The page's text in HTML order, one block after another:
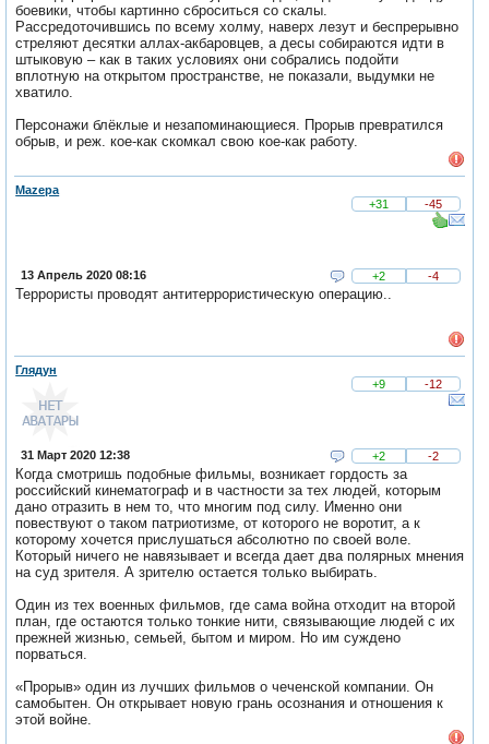
боевики, чтобы картинно сброситься со скалы.
Рассредоточившись по всему холму, наверх лезут и беспрерывно
стреляют десятки аллах-акбаровцев, а десы собираются идти в
штыковую – как в таких условиях они собрались подойти
вплотную на открытом пространстве, не показали, выдумки не
хватило.
Персонажи блёклые и незапоминающиеся. Прорыв превратился
обрыв, и реж. кое-как скомкал свою кое-как работу.
Mazepa
+31
-45
13 Апрель 2020 08:16 +2 -4
Террористы проводят антитеррористическую операцию..
Глядун
+9
-12
31 Март 2020 12:38 +2 -2
Когда смотришь подобные фильмы, возникает гордость за
российский кинематограф и в частности за тех людей, которым
дано отразить в нем то, что многим под силу. Именно они
повествуют о таком патриотизме, от которого не воротит, а к
которому хочется прислушаться абсолютно по своей воле.
Который ничего не навязывает и всегда дает два полярных мнения
на суд зрителя. А зрителю остается только выбирать.
Один из тех военных фильмов, где сама война отходит на второй
план, где остаются только тонкие нити, связывающие людей с их
прежней жизнью, семьей, бытом и миром. Но им суждено
порваться.
«Прорыв» один из лучших фильмов о чеченской компании. Он
самобытен. Он открывает новую грань осознания и отношения к
этой войне.